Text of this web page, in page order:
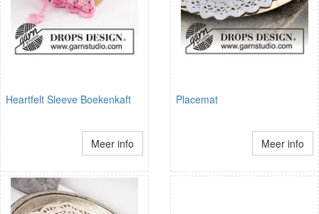
Heartfelt Sleeve Boekenkaft
Meer info
Placemat
Meer info